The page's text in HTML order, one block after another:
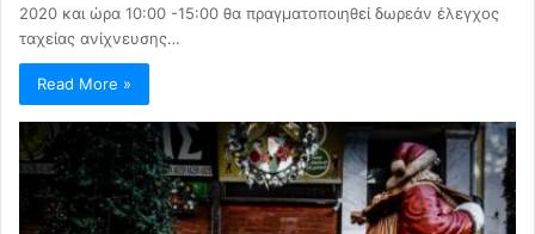
2020 και ώρα 10:00 -15:00 θα πραγματοποιηθεί δωρεάν έλεγχος
ταχείας ανίχνευσης…
Read More »